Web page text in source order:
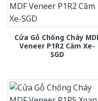
Cửa Gỗ Chống Cháy
Veneer P1R2 Căm Xe-
SGD